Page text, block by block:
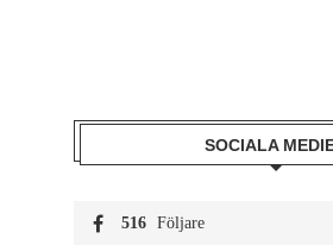
SOCIALA
516 Följare